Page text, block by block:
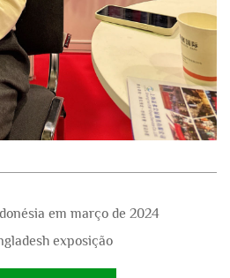
em março de 2024
exposição